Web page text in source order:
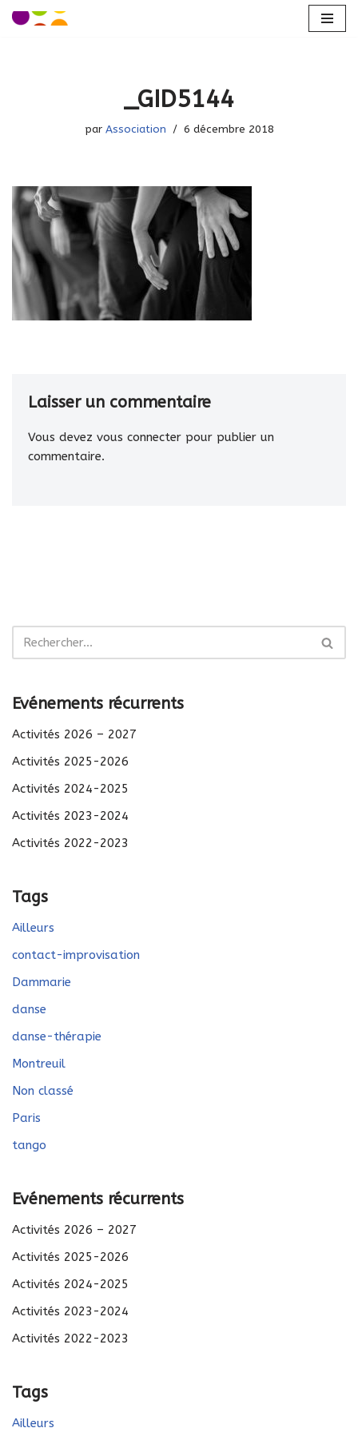
_GID5144
par Association 6 décembre 2018
Laisser un commentaire
Vous devez vous connecter pour publier un
commentaire.
Evénements récurrents
Activités 2026 – 2027
Activités 2025-2026
Activités 2024-2025
Activités 2023-2024
Activités 2022-2023
Tags
Ailleurs
contact-improvisation
Dammarie
danse
danse-thérapie
Montreuil
Non classé
Paris
tango
Evénements récurrents
Activités 2026 – 2027
Activités 2025-2026
Activités 2024-2025
Activités 2023-2024
Activités 2022-2023
Tags
Ailleurs